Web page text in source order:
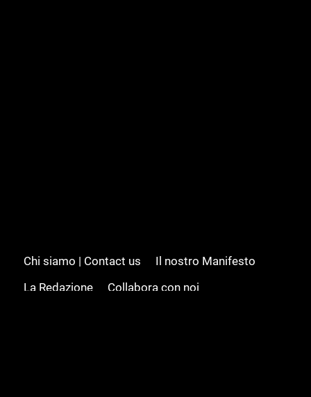
Chi siamo | Contact us
Il nostro Manifesto
La Redazione
Collabora con noi